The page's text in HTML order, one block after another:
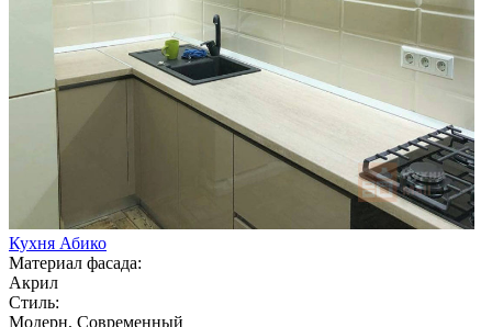
Кухня Абико
Материал фасада:
Акрил
Стиль:
Модерн, Современный